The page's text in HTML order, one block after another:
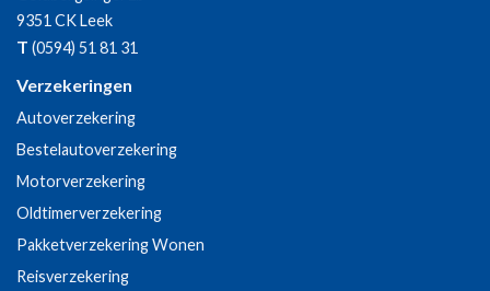
9351 CKLeek
T (0594) 51 81 31
Verzekeringen
Autoverzekering
Bestelautoverzekering
Motorverzekering
Oldtimerverzekering
Pakketverzekering Wonen
Reisverzekering